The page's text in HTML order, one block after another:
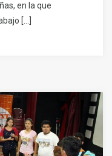
en la que
[…]